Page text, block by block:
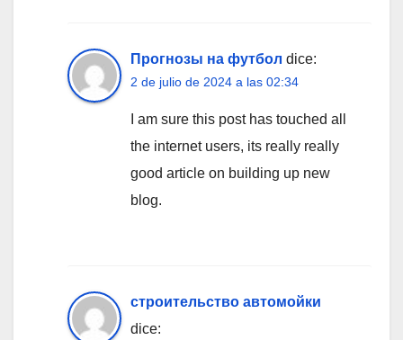
Прогнозы на футбол dice:
2 de julio de 2024 a las 02:34
I am sure this post has touched all
the internet users, its really really
good article on building up new
blog.
строительство автомойки
dice: